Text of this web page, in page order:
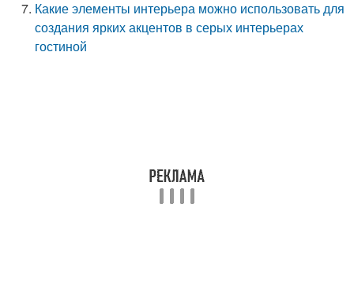
Какие элементы интерьера можно использовать для
создания ярких акцентов в серых интерьерах
гостиной